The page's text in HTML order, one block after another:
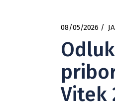
08/05/2026
Vitek